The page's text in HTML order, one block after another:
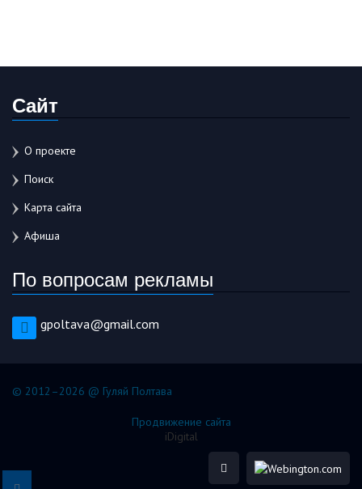
Сайт
О проекте
Поиск
Карта сайта
Афиша
По вопросам рекламы
gpoltava@gmail.com
© 2012–2026 @ Гуляй Полтава
Продвижение сайта
iDigital